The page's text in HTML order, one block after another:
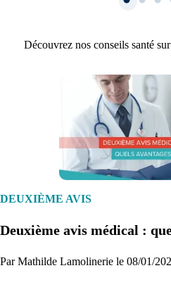
1.
Créez un compte et récupérez
Je
Découvrez nos conseils santé
DEUXIÈME AVIS
Deuxième avis médical :
Par Mathilde Lamolinerie le 08/01/